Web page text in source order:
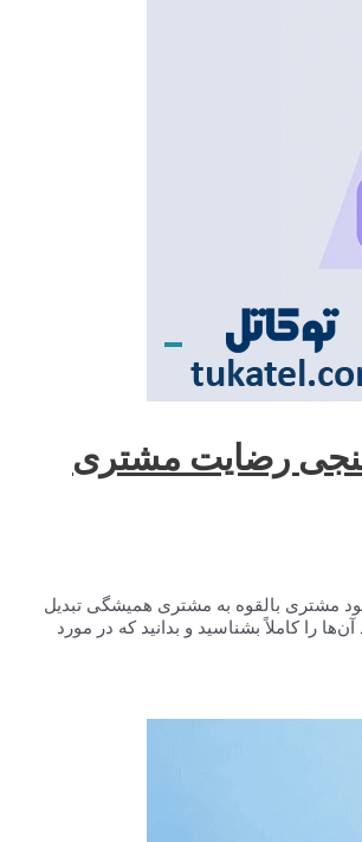
رضایت مشتری
بالقوه به مشتری همیشگی تبدیل
را کاملاً بشناسید و بدانید که در مورد